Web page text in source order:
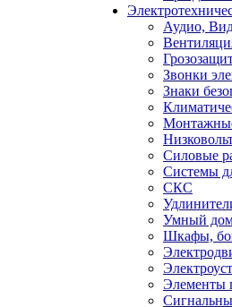
Аудио,
Звонки
Знаки
Силовые
Системы
СКС
Умный
Шкафы,
Элементы